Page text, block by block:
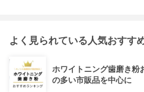
よく見られている人気おすす
ホワイトニング歯磨き粉
の多い市販品を中心に